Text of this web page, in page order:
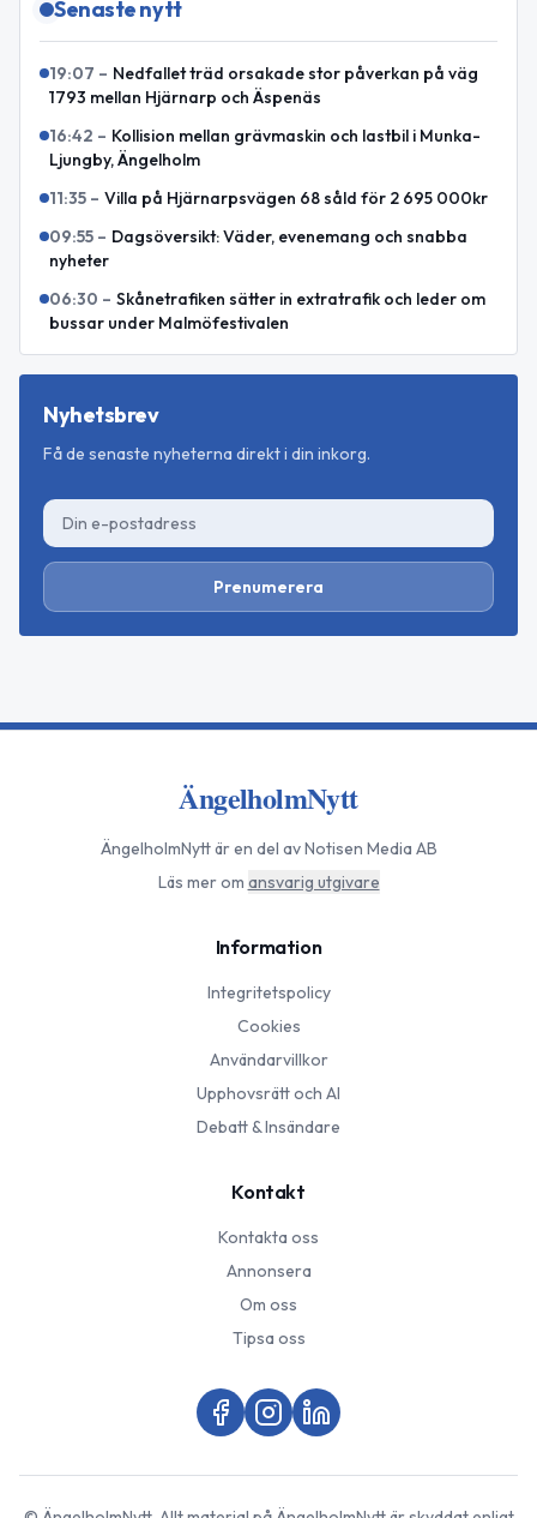
Senaste nytt
19:07 – Nedfallet träd orsakade stor påverkan på väg
1793 mellan Hjärnarp och Äspenäs
16:42 – Kollision mellan grävmaskin och lastbil i Munka-
Ljungby, Ängelholm
11:35 – Villa på Hjärnarpsvägen 68 såld för 2 695 000kr
09:55 – Dagsöversikt: Väder, evenemang och snabba
nyheter
06:30 – Skånetrafiken sätter in extratrafik och leder om
bussar under Malmöfestivalen
Nyhetsbrev
Få de senaste nyheterna direkt i din inkorg.
Prenumerera
ÄngelholmNytt
ÄngelholmNyttär en del av Notisen Media AB
Läs mer om ansvarig utgivare
Information
Integritetspolicy
Cookies
Användarvillkor
Upphovsrätt och AI
Debatt & Insändare
Kontakt
Kontakta oss
Annonsera
Om oss
Tipsa oss